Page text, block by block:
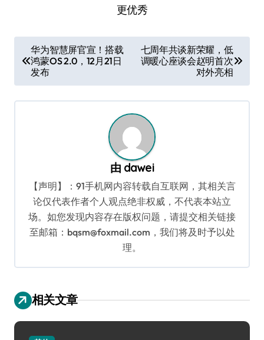
章
导
航
华为智慧屏官宣！搭载
鸿蒙OS 2.0，12月21日
发布
七周年共谈新荣耀，低
调暖心座谈会赵明首次
对外亮相
由 dawei
【声明】：91手机网内容转载自互联网，其相关言
论仅代表作者个人观点绝非权威，不代表本站立
场。如您发现内容存在版权问题，请提交相关链接
至邮箱：bqsm@foxmail.com，我们将及时予以处
理。
相关文章